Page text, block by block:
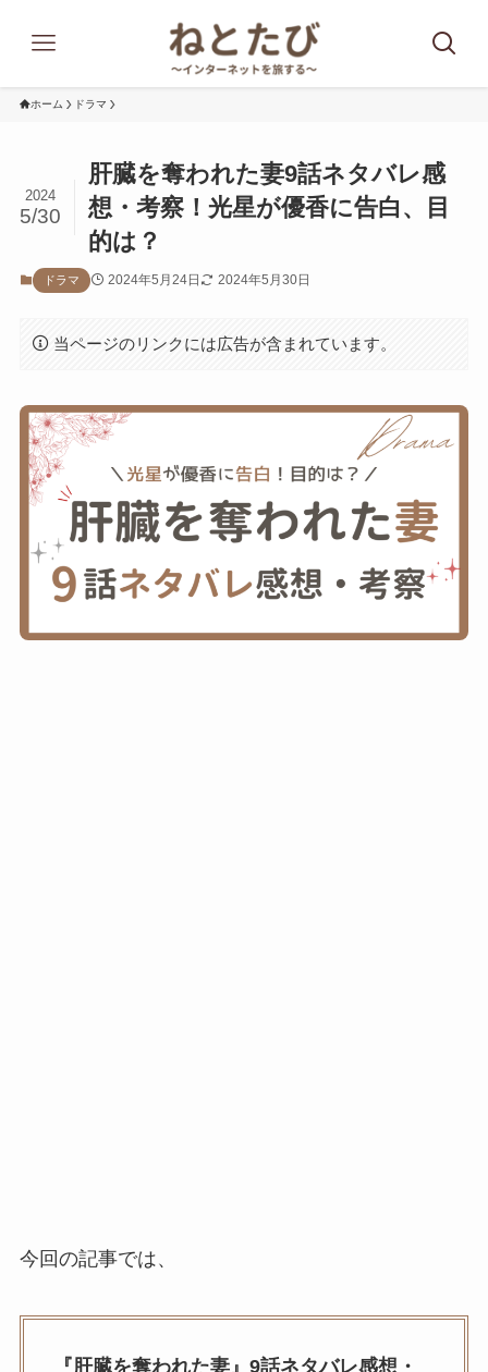
ホーム ドラマ
肝臓を奪われた妻9話ネタバレ感
想・考察！光星が優香に告白、目
的は？
2024
5/30
ドラマ 2024年5月24日 2024年5月30日
当ページのリンクには広告が含まれています。
今回の記事では、
『肝臓を奪われた妻』9話ネタバレ感想・